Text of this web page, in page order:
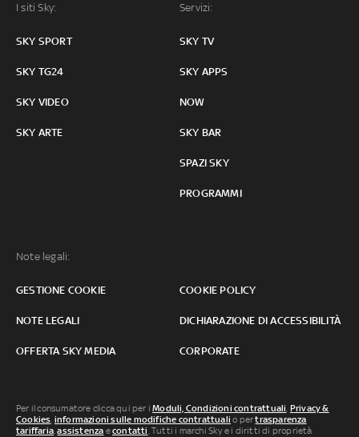
I siti Sky:
SKY SPORT
SKY TG24
SKY VIDEO
SKY ARTE
Servizi:
SKY TV
SKY APPS
NOW
SKY BAR
SPAZI SKY
PROGRAMMI
Note legali:
GESTIONE COOKIE COOKIE POLICY
NOTE LEGALI DICHIARAZIONE DI ACCESSIBILITÀ
OFFERTA SKY MEDIA CORPORATE
Per il consumatore clicca qui per iModuli, Condizioni contrattuali, Privacy &
Cookies, informazioni sulle modifiche contrattuali o pertrasparenza
tariffaria,assistenza econtatti. Tutti i marchi Sky e i diritti di proprietà